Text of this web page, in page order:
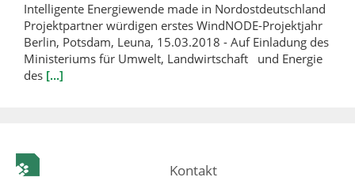
Intelligente Energiewende made in Nordostdeutschland
Projektpartner würdigen erstes WindNODE-Projektjahr
Berlin, Potsdam, Leuna, 15.03.2018 - Auf Einladung des
Ministeriums für Umwelt, Landwirtschaft und Energie
des [...]
Kontakt